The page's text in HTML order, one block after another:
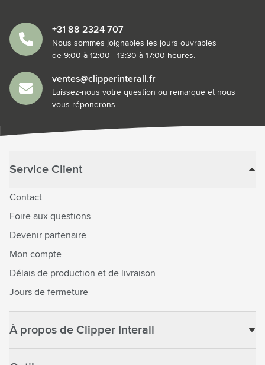
+31 88 2324 707
Nous sommes joignables les jours ouvrables
de 9:00 à 12:00 - 13:30 à 17:00 heures.
ventes@clipperinterall.fr
Laissez-nous votre question ou remarque et nous
vous répondrons.
Service Client
Contact
Foire aux questions
Devenir partenaire
Mon compte
Délais de production et de livraison
Jours de fermeture
À propos de Clipper Interall